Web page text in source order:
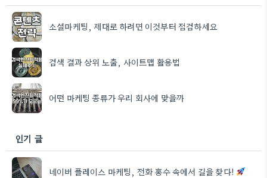
소셜마케팅, 제대로 하려면 이것부터 점검하세요
검색 결과 상위 노출, 사이트맵 활용법
어떤 마케팅 종류가 우리 회사에 맞을까
인기 글
네이버 플레이스 마케팅, 전화 홍수 속에서 길을 찾다!